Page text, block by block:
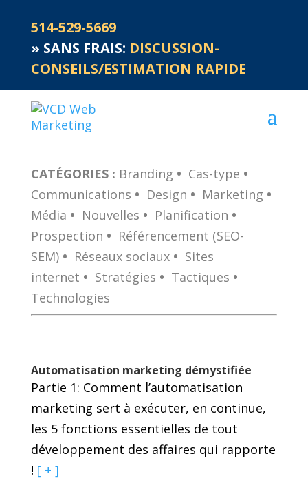
514-529-5669
» SANS FRAIS: DISCUSSION-
CONSEILS/ESTIMATION RAPIDE
CATÉGORIES : Branding • Cas-type •
Communications • Design • Marketing •
Média • Nouvelles • Planification •
Prospection • Référencement (SEO-
SEM) • Réseaux sociaux • Sites
internet • Stratégies • Tactiques •
Technologies
Automatisation marketing démystifiée
Partie 1: Comment l’automatisation
marketing sert à exécuter, en continue,
les 5 fonctions essentielles de tout
développement des affaires qui rapporte
! [ + ]